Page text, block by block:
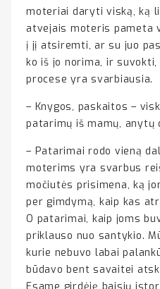
moteriai daryti viską, ką
atvejais moteris pameta
į jį atsiremti, ar su juo
ko iš jo norima, ir
procese yra svarbiausia.
– Knygos, paskaitos –
patarimų iš mamų, anytų
– Patarimai rodo vieną
moterims yra svarbus
močiutės prisimena, ką
per gimdymą, kaip kas
O patarimai, kaip joms
priklauso nuo santykio.
kurie nebuvo labai
būdavo bent savaitei